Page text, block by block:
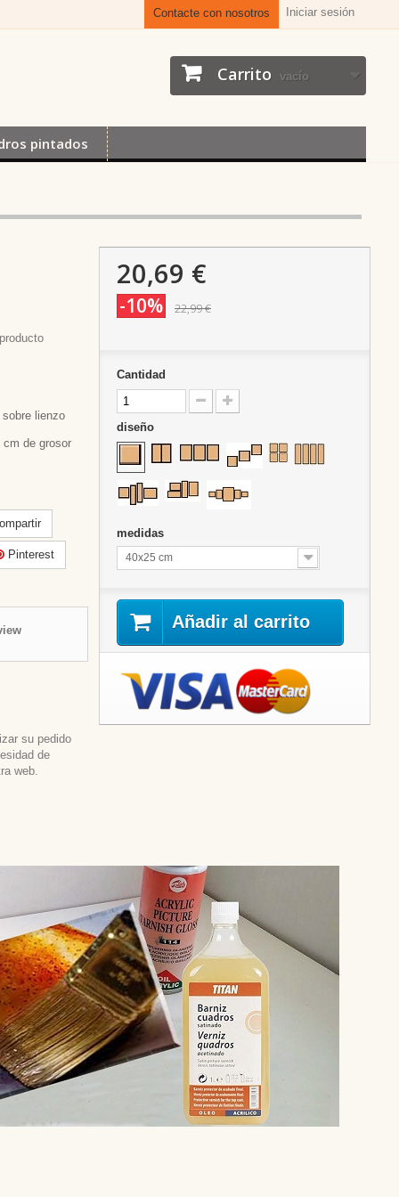
Iniciar sesión
Contacte con nosotros
Carrito vacío
pintados
sobre lienzo
cm de grosor
Pinterest
su pedido
de
web.
20,69 €
-10% 22,99 €
Cantidad
diseño
medidas
40x25 cm
Añadir al carrito